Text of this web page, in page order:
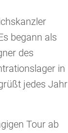
begann als
des
in
jedes Jahr
Tour ab